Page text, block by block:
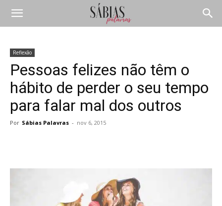
Reflexão
Pessoas felizes não têm o
hábito de perder o seu tempo
para falar mal dos outros
Por Sábias Palavras - nov 6, 2015